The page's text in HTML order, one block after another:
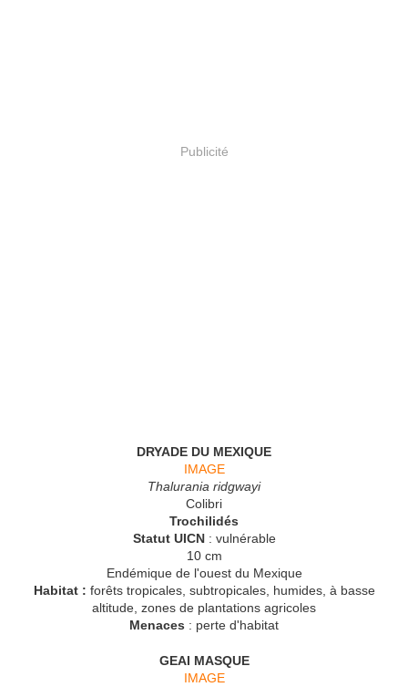
Publicité
DRYADE DU MEXIQUE
IMAGE
Thalurania ridgwayi
Colibri
Trochilidés
Statut UICN : vulnérable
10 cm
Endémique de l'ouest du Mexique
Habitat : forêts tropicales, subtropicales, humides, à basse
altitude, zones de plantations agricoles
Menaces : perte d'habitat
GEAI MASQUE
IMAGE